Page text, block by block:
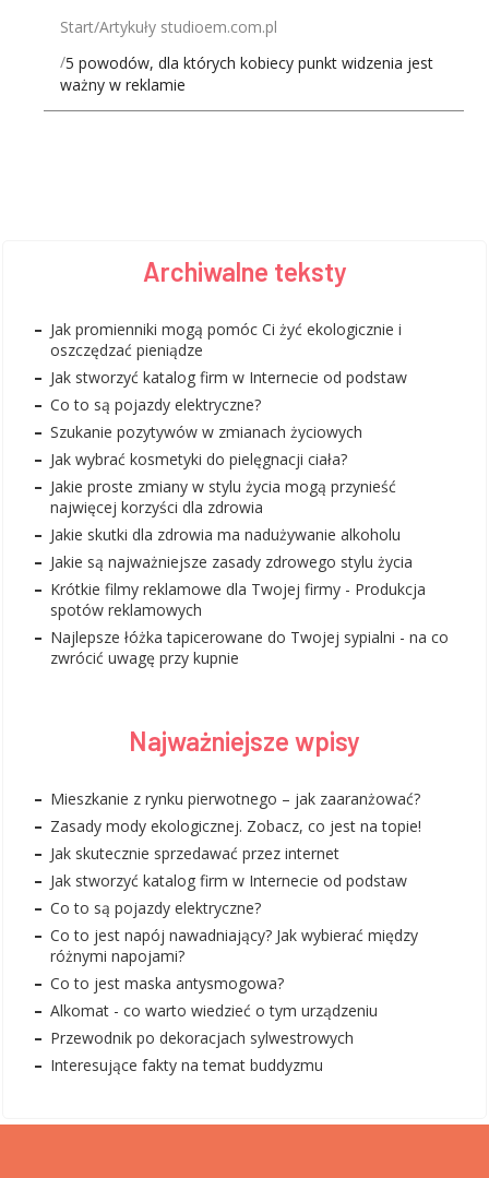
Start Artykuły studioem.com.pl
5 powodów, dla których kobiecy punkt widzenia jest
ważny w reklamie
Archiwalne teksty
Jak promienniki mogą pomóc Ci żyć ekologicznie i
oszczędzać pieniądze
Jak stworzyć katalog firm w Internecie od podstaw
Co to są pojazdy elektryczne?
Szukanie pozytywów w zmianach życiowych
Jak wybrać kosmetyki do pielęgnacji ciała?
Jakie proste zmiany w stylu życia mogą przynieść
najwięcej korzyści dla zdrowia
Jakie skutki dla zdrowia ma nadużywanie alkoholu
Jakie są najważniejsze zasady zdrowego stylu życia
Krótkie filmy reklamowe dla Twojej firmy - Produkcja
spotów reklamowych
Najlepsze łóżka tapicerowane do Twojej sypialni - na co
zwrócić uwagę przy kupnie
Najważniejsze wpisy
Mieszkanie z rynku pierwotnego – jak zaaranżować?
Zasady mody ekologicznej. Zobacz, co jest na topie!
Jak skutecznie sprzedawać przez internet
Jak stworzyć katalog firm w Internecie od podstaw
Co to są pojazdy elektryczne?
Co to jest napój nawadniający? Jak wybierać między
różnymi napojami?
Co to jest maska antysmogowa?
Alkomat - co warto wiedzieć o tym urządzeniu
Przewodnik po dekoracjach sylwestrowych
Interesujące fakty na temat buddyzmu